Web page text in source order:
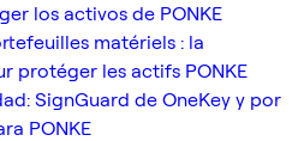
los activos de PONKE
matériels : la
protéger les actifs PONKE
SignGuard de OneKey y por
PONKE